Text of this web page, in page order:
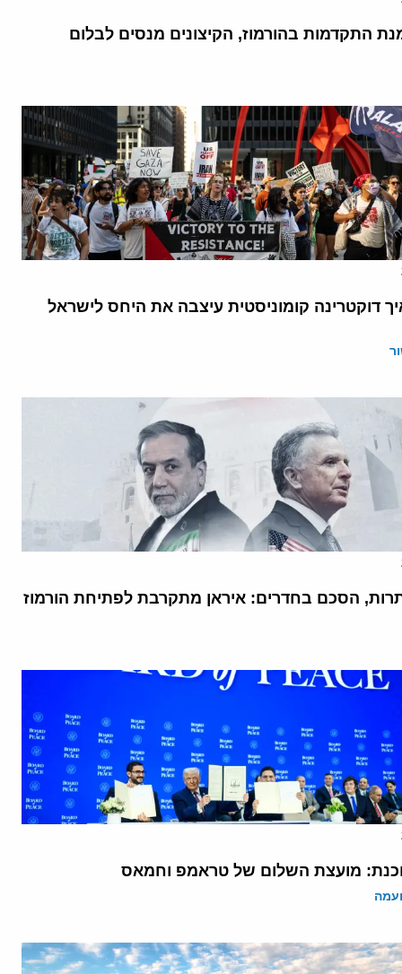
התקדמות בהורמוז, הקיצונים מנסים לבלום
דוקטרינה קומוניסטית עיצבה את היחס לישראל
הסכם בחדרים: איראן מתקרבת לפתיחת הורמוז
מועצת השלום של טראמפ וחמאס